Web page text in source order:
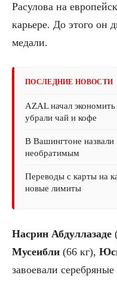
Расулова на
карьере. До этого он
медали.
ПОСЛЕДНИЕ НОВОСТИ
AZAL начал
убрали чай и кофе
В Вашингтоне
необратимым
Переводы с карты на
новые лимиты
Насрин Абдуллазаде
Мусеибли (66 кг),
завоевали